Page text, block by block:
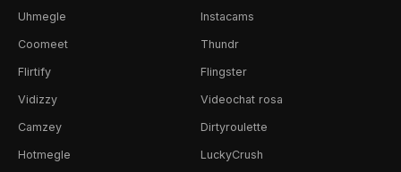
Uhmegle Instacams
Coomeet Thundr
Flirtify Flingster
Vidizzy Videochat rosa
Camzey Dirtyroulette
Hotmegle LuckyCrush